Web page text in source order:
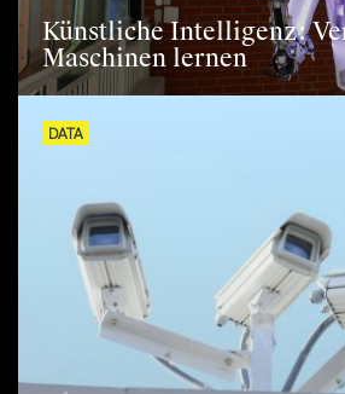
Künstliche Intelligenz:
Maschinen lernen
DATA